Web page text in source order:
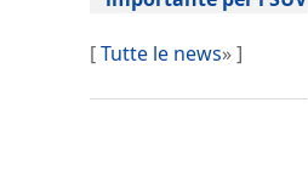
[Tutte le news» ]